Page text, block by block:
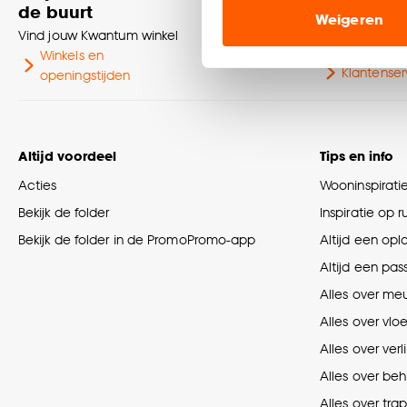
ook buiten de
Klik op ‘Ja, alles
Goed om te weten is dat
Weigeren
de buurt
Vind jouw Kwantum winkel
Winkels en
openingstijden
Neem
Altijd voordeel
Acties
Bekijk de folder
Bekijk de folder in de PromoPromo-app
Tips en info
Inspiratie op
Altijd een
Altijd een
Alles over
Alles over
Alles over
Alles over
Alles over